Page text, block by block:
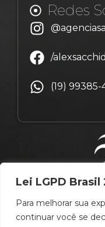
Lei LGPD Brasil
Para melhorar sua
continuar você se
Redes
/
(19) 99385-